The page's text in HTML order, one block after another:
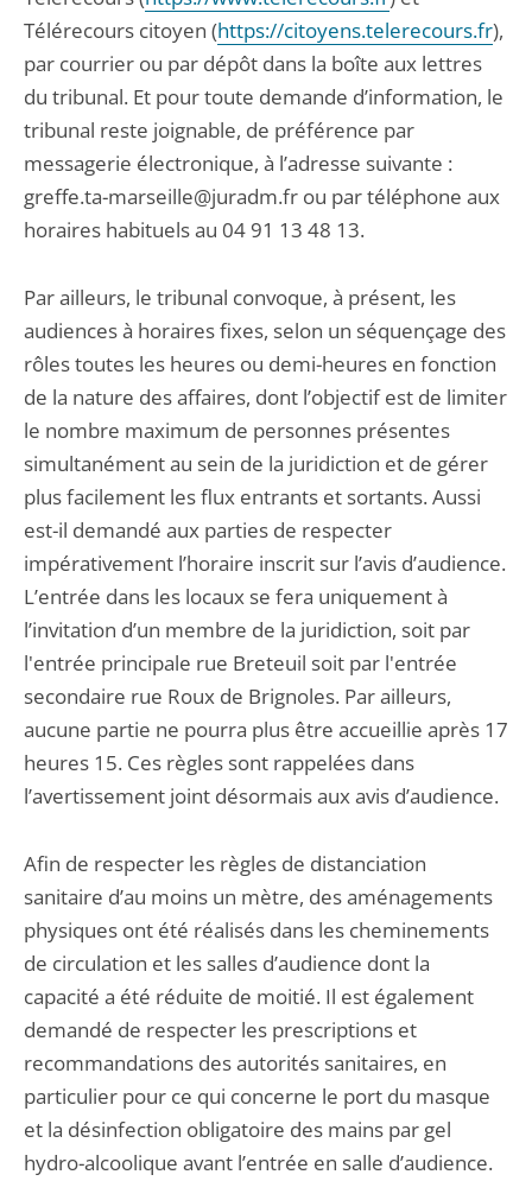
Télérecours citoyen (https://citoyens.telerecours.fr),
par courrier ou par dépôt dans la boîte aux lettres
du tribunal. Et pour toute demande d’information, le
tribunal reste joignable, de préférence par
messagerie électronique, à l’adresse suivante :
greffe.ta-marseille@juradm.fr ou par téléphone aux
horaires habituels au 04 91 13 48 13.
Par ailleurs, le tribunal convoque, à présent, les
audiences à horaires fixes, selon un séquençage des
rôles toutes les heures ou demi-heures en fonction
de la nature des affaires, dont l’objectif est de limiter
le nombre maximum de personnes présentes
simultanément au sein de la juridiction et de gérer
plus facilement les flux entrants et sortants. Aussi
est-il demandé aux parties de respecter
impérativement l’horaire inscrit sur l’avis d’audience.
L’entrée dans les locaux se fera uniquement à
l’invitation d’un membre de la juridiction, soit par
l'entrée principale rue Breteuil soit par l'entrée
secondaire rue Roux de Brignoles. Par ailleurs,
aucune partie ne pourra plus être accueillie après 17
heures 15. Ces règles sont rappelées dans
l’avertissement joint désormais aux avis d’audience.
Afin de respecter les règles de distanciation
sanitaire d’au moins un mètre, des aménagements
physiques ont été réalisés dans les cheminements
de circulation et les salles d’audience dont la
capacité a été réduite de moitié. Il est également
demandé de respecter les prescriptions et
recommandations des autorités sanitaires, en
particulier pour ce qui concerne le port du masque
et la désinfection obligatoire des mains par gel
hydro-alcoolique avant l’entrée en salle d’audience.